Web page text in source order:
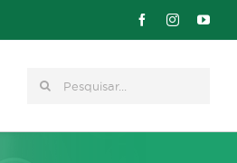
Pesquisar